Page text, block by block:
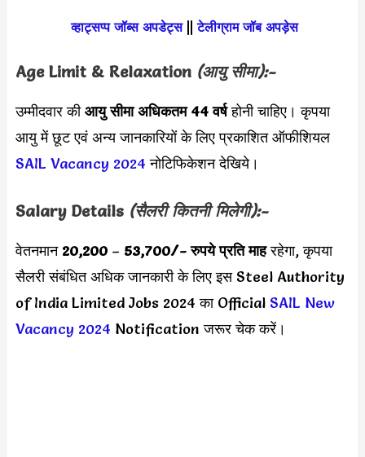
व्हाट्सप्प जॉब्स अपडेट्स||टेलीग्राम जॉब अपड़ेस
Age Limit & Relaxation (आयु सीमा):-
उम्मीदवार कीआयु सीमा अधिकतम 44 वर्षहोनी चाहिए। कृपया
आयु में छूट एवं अन्य जानकारियों के लिए प्रकाशित ऑफीशियल
SAIL Vacancy 2024 नोटिफिकेशन देखिये।
Salary Details (सैलरी कितनी मिलेगी):-
वेतनमान 20,200 – 53,700/- रुपये प्रति माहरहेगा, कृपया
सैलरी संबंधित अधिक जानकारी के लिए इस Steel Authority
of India Limited Jobs 2024 का Official SAIL New
Vacancy 2024 Notification जरूर चेक करें।